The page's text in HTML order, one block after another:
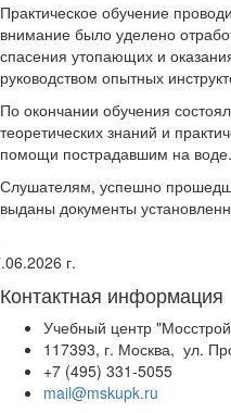
Практическое обучение
внимание было уделено
спасения утопающих и
руководством опытных
По окончании обучения
теоретических знаний и
помощи пострадавшим на воде.
Слушателям, успешно
выданы документы
г.
Контактная информация
Учебный центр
117393, г. Москва, ул.
+7 (495) 331-5055
mail@mskupk.ru